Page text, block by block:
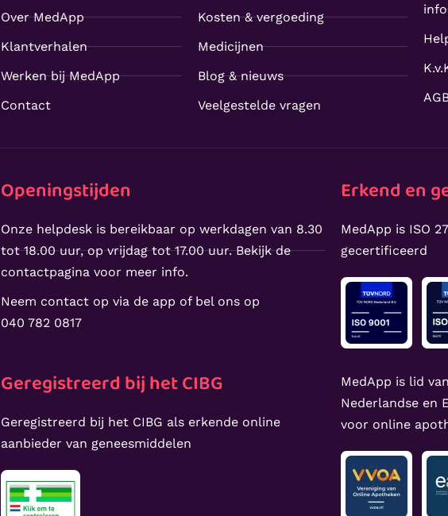
Over MedApp
Klantverhalen
Werken bij MedApp
Contact
Kosten & vergoeding
Medicijnen
Blog & nieuws
Veelgestelde vragen
Openingstijden
Onze helpdesk is bereikbaar op werkdagen van 8.30
tot 18.00 uur, op vrijdag tot 17.00 uur. Bekijk de
contactpagina voor meer info.
Neem contact op via de app of bel ons op
040 782 0817
Geregistreerd bij het CIBG
Geregistreerd bij het CIBG als erkende online
aanbieder van geneesmiddelen
Erkend en
MedApp is ISO
gecertificeerd
MedApp is lid
Nederlandse en
voor online